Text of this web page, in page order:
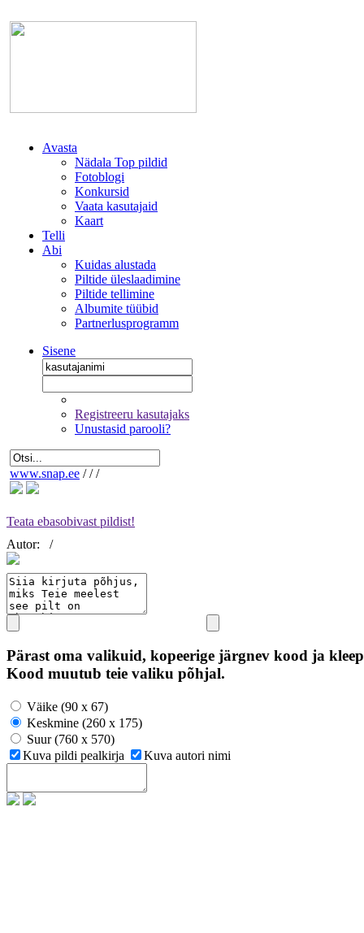
Avasta
Nädala Top pildid
Fotoblogi
Konkursid
Vaata kasutajaid
Kaart
Telli
Abi
Kuidas alustada
Piltide üleslaadimine
Piltide tellimine
Albumite tüübid
Partnerlusprogramm
Sisene
Registreeru kasutajaks
Unustasid parooli?
www.snap.ee / / /
Teata ebasobivast pildist!
Autor:
/
Pärast oma valikuid, kopeerige järgnev kood ja
Kood muutub teie valiku põhjal.
Väike (90 x 67)
Keskmine (260 x 175)
Suur (760 x 570)
Kuva pildi pealkirja
Kuva autori nimi